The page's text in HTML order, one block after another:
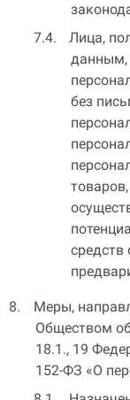
Лица,
данным,
без
средств
Меры,
Обществом
18.1., 19
152-ФЗ «О